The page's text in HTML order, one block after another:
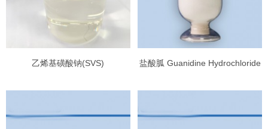
乙烯基磺酸钠(SVS) 盐酸胍 Guanidine Hydrochloride